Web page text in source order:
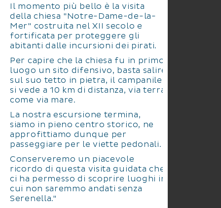
Il momento più bello è la visita
della chiesa "Notre-Dame-de-la-
Mer" costruita nel XII secolo e
fortificata per proteggere gli
abitanti dalle incursioni dei pirati.
Per capire che la chiesa fu in primo
luogo un sito difensivo, basta salire
sul suo tetto in pietra, il campanile
si vede a 10 km di distanza, via terra
come via mare.
La nostra escursione termina,
siamo in pieno centro storico, ne
approfittiamo dunque per
passeggiare per le viette pedonali.
Conserveremo un piacevole
ricordo di questa visita guidata che
ci ha permesso di scoprire luoghi in
cui non saremmo andati senza
Serenella."